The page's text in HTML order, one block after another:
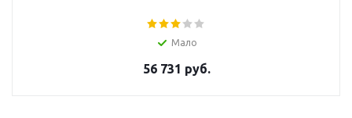
Мало
56 731 руб.